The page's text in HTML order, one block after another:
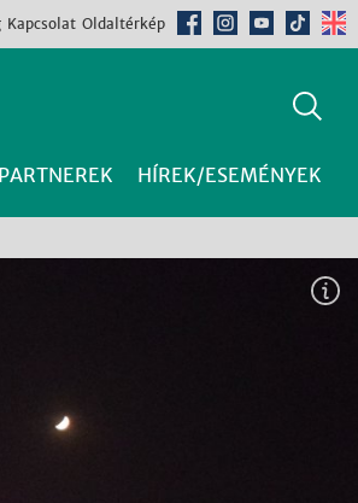
Kapcsolat Oldaltérkép
PARTNEREK HÍREK/ESEMÉNYEK